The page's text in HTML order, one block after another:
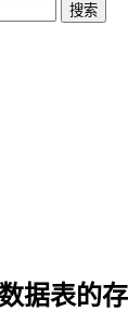
搜索
据表的